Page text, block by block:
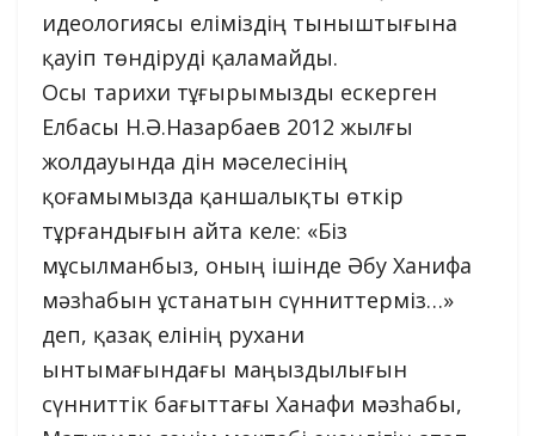
идеологиясы еліміздің тыныштығына
қауіп төндіруді қаламайды.
Осы тарихи тұғырымызды ескерген
Елбасы Н.Ә.Назарбаев 2012 жылғы
жолдауында дін мәселесінің
қоғамымызда қаншалықты өткір
тұрғандығын айта келе: «Біз
мұсылманбыз, оның ішінде Әбу Ханифа
мәзһабын ұстанатын сүнниттерміз…»
деп, қазақ елінің рухани
ынтымағындағы маңыздылығын
сүнниттік бағыттағы Ханафи мәзһабы,